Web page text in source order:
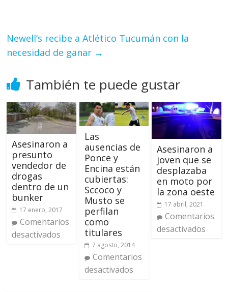
Newell’s recibe a Atlético Tucumán con la
necesidad de ganar →
También te puede gustar
Asesinaron a
presunto
vendedor de
drogas
dentro de un
bunker
17 enero, 2017
Comentarios
desactivados
Las
ausencias de
Ponce y
Encina están
cubiertas:
Sccoco y
Musto se
perfilan
como
titulares
7 agosto, 2014
Comentarios
desactivados
Asesinaron a
joven que se
desplazaba
en moto por
la zona oeste
17 abril, 2021
Comentarios
desactivados